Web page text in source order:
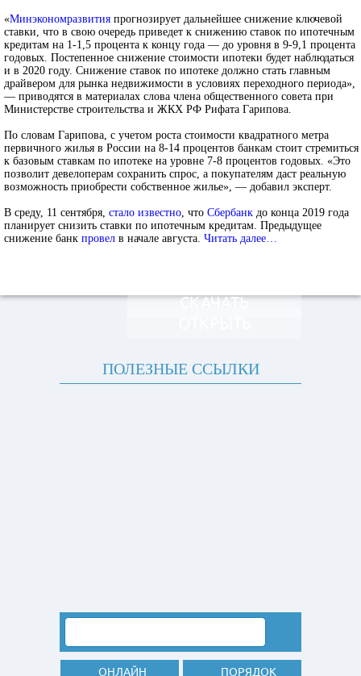
«Минэкономразвития прогнозирует дальнейшее снижение ключевой
ставки, что в свою очередь приведет к снижению ставок по ипотечным
кредитам на 1-1,5 процента к концу года — до уровня в 9-9,1 процента
годовых. Постепенное снижение стоимости ипотеки будет наблюдаться
и в 2020 году. Снижение ставок по ипотеке должно стать главным
драйвером для рынка недвижимости в условиях переходного периода»,
— приводятся в материалах слова члена общественного совета при
Министерстве строительства и ЖКХ РФ Рифата Гарипова.
По словам Гарипова, с учетом роста стоимости квадратного метра
первичного жилья в России на 8-14 процентов банкам стоит стремиться
к базовым ставкам по ипотеке на уровне 7-8 процентов годовых. «Это
позволит девелоперам сохранить спрос, а покупателям даст реальную
возможность приобрести собственное жилье», — добавил эксперт.
В среду, 11 сентября, стало известно, что Сбербанк до конца 2019 года
планирует снизить ставки по ипотечным кредитам. Предыдущее
снижение банк провел в начале августа. Читать далее…
СКАЧАТЬ
ПОЛЕЗНЫЕ ССЫЛКИ
ОНЛАЙН
ПОРЯДОК